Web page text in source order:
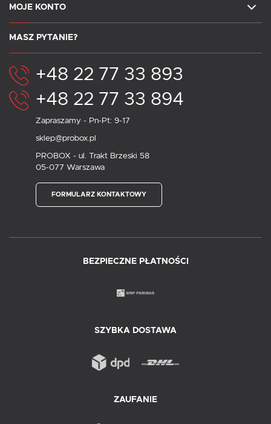
MOJE KONTO
MASZ PYTANIE?
+48 22 77 33 893
+48 22 77 33 894
Zapraszamy - Pn-Pt: 9-17
sklep@probox.pl
PROBOX - ul. Trakt Brzeski 58
05-077 Warszawa
FORMULARZ KONTAKTOWY
BEZPIECZNE PŁATNOŚCI
SZYBKA DOSTAWA
ZAUFANIE